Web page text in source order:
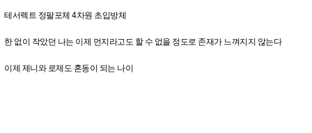
테서렉트 정팔포체 4차원 초입방체
한 없이 작았던 나는 이제 먼지라고도 할 수 없을 정도로 존재가 느껴지지 않는다
이제 제니와 로제도 혼동이 되는 나이